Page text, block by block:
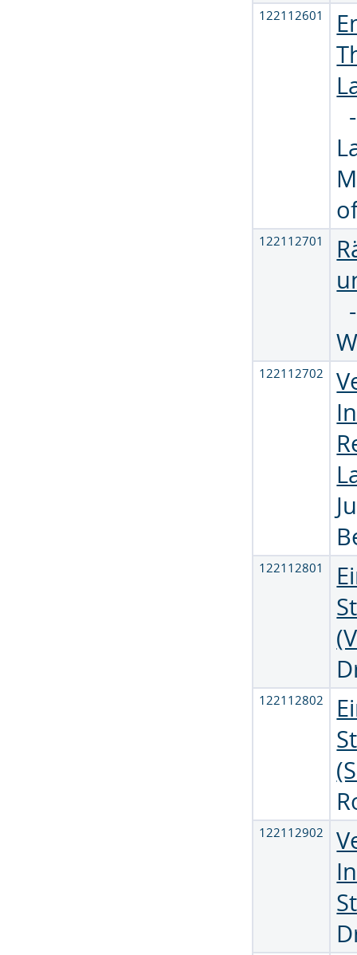
122112601
122112701
122112702
122112801
122112802
122112902